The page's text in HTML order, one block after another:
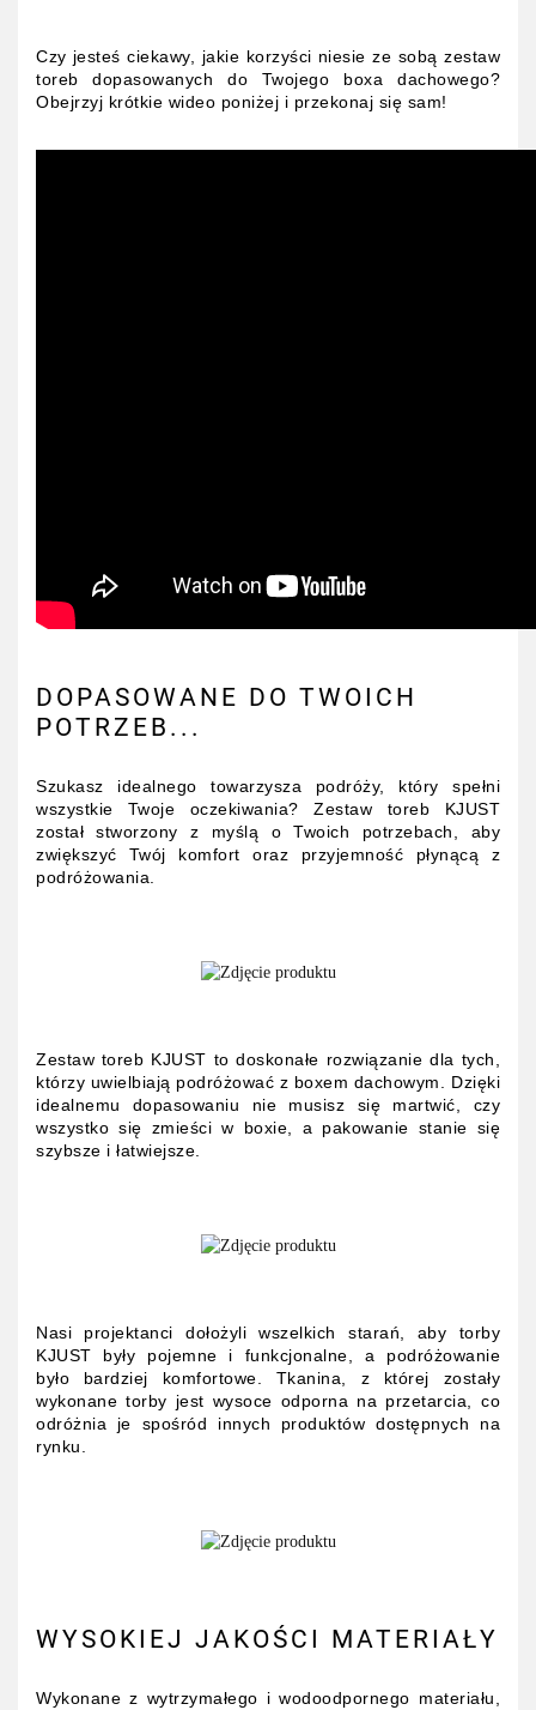
Czy jesteś ciekawy, jakie korzyści niesie ze sobą zestaw
toreb dopasowanych do Twojego boxa dachowego?
Obejrzyj krótkie wideo poniżej i przekonaj się sam!
DOPASOWANE DO TWOICH
POTRZEB...
Szukasz idealnego towarzysza podróży, który spełni
wszystkie Twoje oczekiwania? Zestaw toreb KJUST
został stworzony z myślą o Twoich potrzebach, aby
zwiększyć Twój komfort oraz przyjemność płynącą z
podróżowania.
Zestaw toreb KJUST to doskonałe rozwiązanie dla tych,
którzy uwielbiają podróżować z boxem dachowym. Dzięki
idealnemu dopasowaniu nie musisz się martwić, czy
wszystko się zmieści w boxie, a pakowanie stanie się
szybsze i łatwiejsze.
Nasi projektanci dołożyli wszelkich starań, aby torby
KJUST były pojemne i funkcjonalne, a podróżowanie
było bardziej komfortowe. Tkanina, z której zostały
wykonane torby jest wysoce odporna na przetarcia, co
odróżnia je spośród innych produktów dostępnych na
rynku.
WYSOKIEJ JAKOŚCI MATERIAŁY
Wykonane z wytrzymałego i wodoodpornego materiału,